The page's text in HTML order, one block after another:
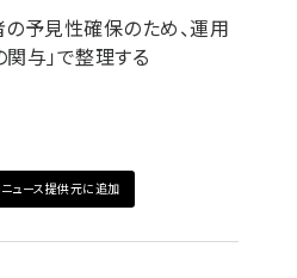
予見性確保のため、運用
与」で整理する
ュース提供元に追加